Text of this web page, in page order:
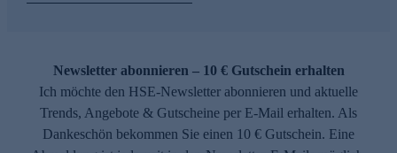
Newsletter abonnieren – 10 € Gutschein erhalten
Ich möchte den HSE-Newsletter abonnieren und aktuelle
Trends, Angebote & Gutscheine per E-Mail erhalten. Als
Dankeschön bekommen Sie einen 10 € Gutschein. Eine